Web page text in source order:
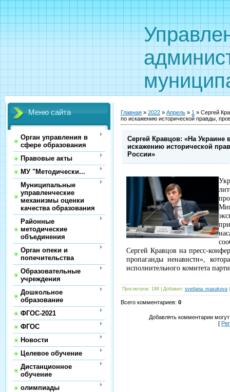
Меню сайта
Орган управления в
сфере образования
Правовые акты
МУ "Методически...
Муниципальные
управленческие
механизмы оценки
качества образования
Районные
методические
объединения
Орган опеки и
попечительства
Образовательные
учреждения
Дошкольное
образование
ФГОС-2021
ФГОС
Новости
Целевое обучение
Дистанционное
обучение
олимпиады
Главная » 2022 » Апрель » 1 » Сергей
по искажению исторической правды,
Сергей Кравцов: «На Украине
искажению исторической
России»
Сергей Кравцов на пресс-
пропаганды ненависти»,
исполнительного комитета
Просмотров: 188 Добавил: svetlana_masukova
Всего комментариев: 0
Добавлять комментарии
[